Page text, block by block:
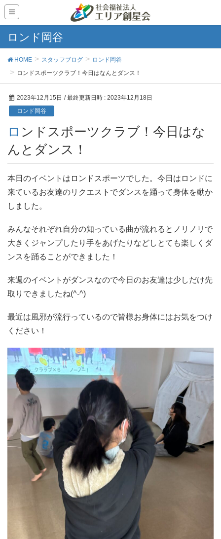
ロンド岡谷
HOME スタッフブログ
ロンド岡谷
ロンドスポーツクラブ！今日はなんとダンス！
2023年12月15日 / 最終更新日時 : 2023年12月18日
ロンド岡谷
ロンドスポーツクラブ！今日はな
んとダンス！
本日のイベントはロンドスポーツでした。今日はロンドに
来ているお友達のリクエストでダンスを踊って身体を動か
しました。
みんなそれぞれ自分の知っている曲が流れるとノリノリで
大きくジャンプしたり手をあげたりなどしとても楽しくダ
ンスを踊ることができました！
来週のイベントがダンスなので今日のお友達は少しだけ先
取りできましたね(^-^)
最近は風邪が流行っているので皆様お身体にはお気をつけ
ください！